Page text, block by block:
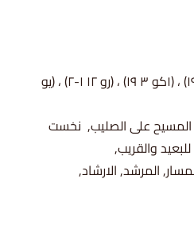
شواهد متعلقة: (٢كو ٣ ١٧) ، (١كو ٩ ١٦) ، (اف ١ ١٦-١٩) ، (١كو ٣ ١٩) ، (رو ١٢ ١-٢) ، (يو
على الصليب, نخست
والقريب,
المرشد, الارشاد,